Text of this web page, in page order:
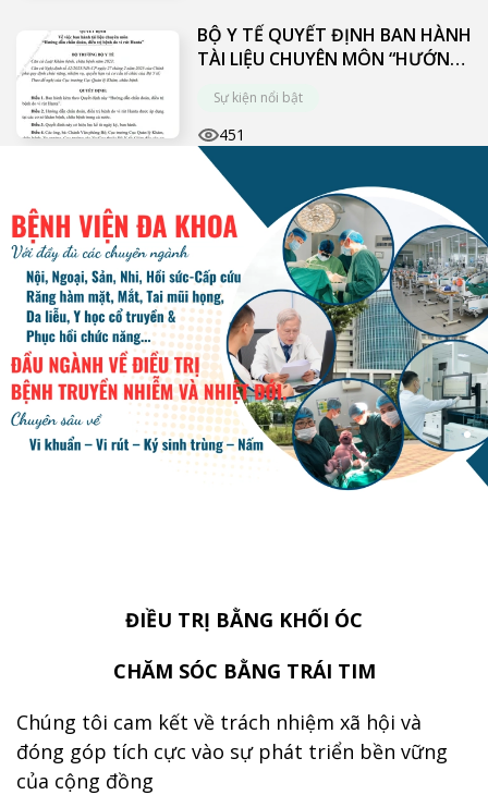
BỘ Y TẾ QUYẾT ĐỊNH BAN HÀNH
TÀI LIỆU CHUYÊN MÔN “HƯỚNG
BỆNH DO VI RÚT HANTA”
Sự kiện nổi bật
451
ĐIỀU TRỊ BẰNG KHỐI ÓC
CHĂM SÓC BẰNG TRÁI TIM
Chúng tôi cam kết về trách nhiệm xã hội và
đóng góp tích cực vào sự phát triển bền vững
của cộng đồng